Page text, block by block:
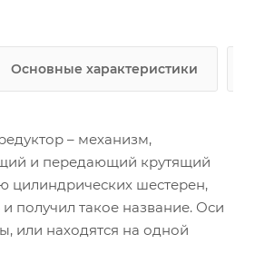
Основные характеристики
– механизм,
и передающий крутящий
цилиндрических шестерен,
получил такое название. Оси
или находятся на одной